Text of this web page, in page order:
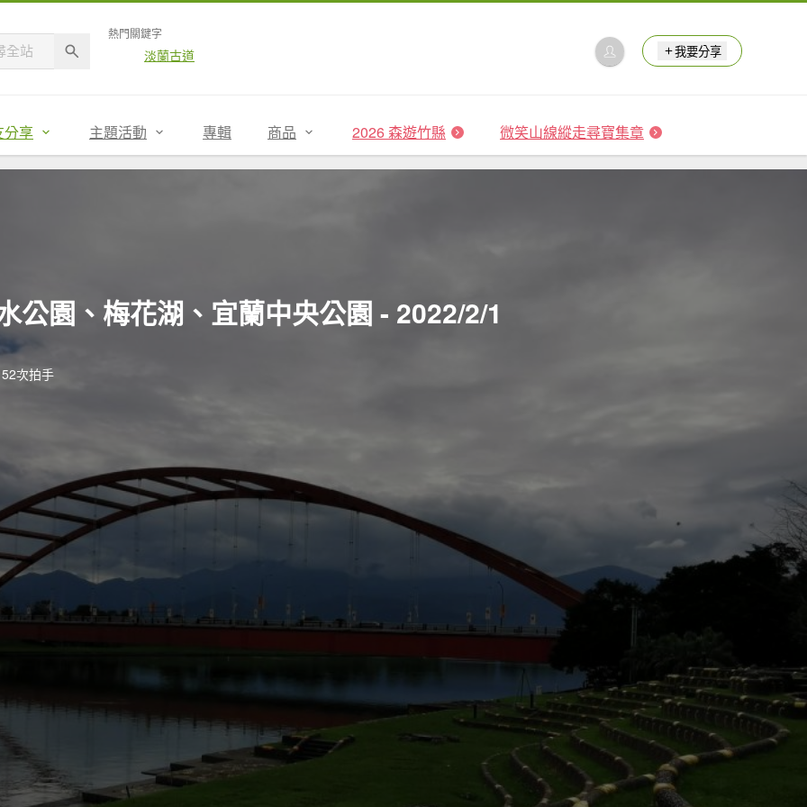
熱門關鍵字
淡蘭古道 我要分享
分享 主題活動 專輯 商品 2026 森遊竹縣 微笑山線縱走尋寶集章
公園、梅花湖、宜蘭中央公園 - 2022/2/1
52次拍手